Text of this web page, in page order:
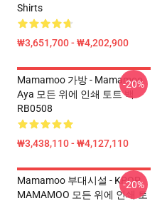
Shirts
₩3,651,700 - ₩4,202,900
Mamamoo 가방 - Mamamoo
Aya 모든 위에 인쇄 토트 백
RB0508
₩3,438,110 - ₩4,127,110
-20%
Mamamoo 부대시설 - KPOP
MAMAMOO 모든 위에 인쇄 토
-20%